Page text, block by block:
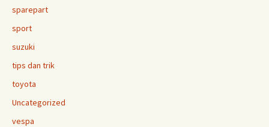
sparepart
sport
suzuki
tips dan trik
toyota
Uncategorized
vespa